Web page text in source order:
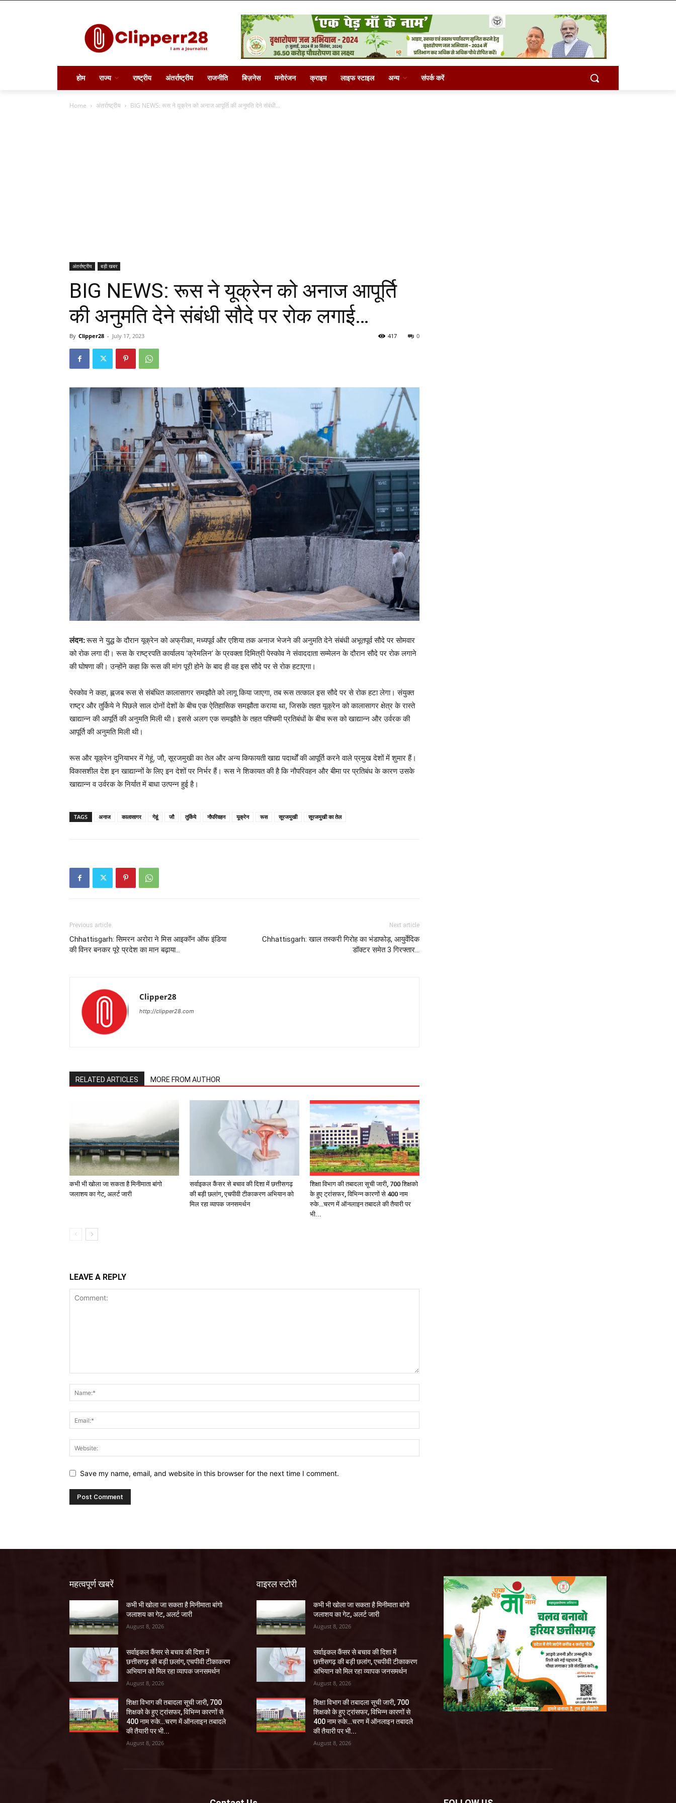
होम राज्य राष्ट्रीय अंतर्राष्ट्रीय राजनीति बिज़नेस मनोरंजन क्राइम लाइफ स्टाइल अन्य संपर्क करें
Home अंतर्राष्ट्रीय BIG NEWS: रूस ने यूक्रेन को अनाज आपूर्ति की अनुमति देने संबंधी...
अंतर्राष्ट्रीय बड़ी खबर
BIG NEWS: रूस ने यूक्रेन को अनाज आपूर्ति
की अनुमति देने संबंधी सौदे पर रोक लगाई…
By Clipper28 - July 17, 2023 0
417
लंदन:रूस ने युद्ध के दौरान यूक्रेन को अफ्रीका, मध्यपूर्व और एशिया तक अनाज भेजने की अनुमति देने संबंधी अभूतपूर्व सौदे पर सोमवार
को रोक लगा दी। रूस के राष्ट्रपति कार्यालय ‘क्रेमलिन’ के प्रवक्ता दिमित्री पेस्कोव ने संवाददाता सम्मेलन के दौरान सौदे पर रोक लगाने
की घोषणा की। उन्होंने कहा कि रूस की मांग पूरी होने के बाद ही वह इस सौदे पर से रोक हटाएगा।
पेस्कोव ने कहा, ह्लजब रूस से संबंधित कालासागर समझौते को लागू किया जाएगा, तब रूस तत्काल इस सौदे पर से रोक हटा लेगा। संयुक्त
राष्ट्र और तुर्किये ने पिछले साल दोनों देशों के बीच एक ऐतिहासिक समझौता कराया था, जिसके तहत यूक्रेन को कालासागर क्षेत्र के रास्ते
खाद्यान्न की आपूर्ति की अनुमति मिली थी। इससे अलग एक समझौते के तहत पश्चिमी प्रतिबंधों के बीच रूस को खाद्यान्न और उर्वरक की
आपूर्ति की अनुमति मिली थी।
रूस और यूक्रेन दुनियाभर में गेहूं, जौ, सूरजमुखी का तेल और अन्य किफायती खाद्य पदार्थों की आपूर्ति करने वाले प्रमुख देशों में शुमार हैं।
विकासशील देश इन खाद्यान्नों के लिए इन देशों पर निर्भर हैं। रूस ने शिकायत की है कि नौपरिवहन और बीमा पर प्रतिबंध के कारण उसके
खाद्यान्न व उर्वरक के निर्यात में बाधा उत्पन्न हुई है।
TAGS अनाज कालासागर गेहूं जौ तुर्किये नौपरिवहन यूक्रेन रूस सूरजमुखी सूरजमुखी का तेल
Previous article
Chhattisgarh: सिमरन अरोरा ने मिस आइकॉन ऑफ इंडिया
की विनर बनकर पूरे प्रदेश का मान बढ़ाया…
Next article
Chhattisgarh: खाल तस्करी गिरोह का भंडाफोड़, आयुर्वेदिक
डॉक्टर समेत 3 गिरफ्तार…
Clipper28
http://clipper28.com
RELATED ARTICLES MORE FROM AUTHOR
कभी भी खोला जा सकता है मिनीमाता बांगो
जलाशय का गेट, अलर्ट जारी
सर्वाइकल कैंसर से बचाव की दिशा में छत्तीसगढ़
की बड़ी छलांग, एचपीवी टीकाकरण अभियान को
मिल रहा व्यापक जनसमर्थन
शिक्षा विभाग की तबादला सूची जारी, 700 शिक्षको
के हुए ट्रांसफर, विभिन्न कारणों से 400 नाम
रुके…चरण में ऑनलाइन तबादले की तैयारी पर
भी...
LEAVE A REPLY
Save my name, email, and website in this browser for the next time I comment.
महत्वपूर्ण खबरें
कभी भी खोला जा सकता है मिनीमाता बांगो
जलाशय का गेट, अलर्ट जारी
August 8, 2026
सर्वाइकल कैंसर से बचाव की दिशा में
छत्तीसगढ़ की बड़ी छलांग, एचपीवी टीकाकरण
अभियान को मिल रहा व्यापक जनसमर्थन
August 8, 2026
शिक्षा विभाग की तबादला सूची जारी, 700
शिक्षको के हुए ट्रांसफर, विभिन्न कारणों से
400 नाम रुके…चरण में ऑनलाइन तबादले
की तैयारी पर भी...
August 8, 2026
वाइरल स्टोरी
कभी भी खोला जा सकता है मिनीमाता बांगो
जलाशय का गेट, अलर्ट जारी
August 8, 2026
सर्वाइकल कैंसर से बचाव की दिशा में
छत्तीसगढ़ की बड़ी छलांग, एचपीवी टीकाकरण
अभियान को मिल रहा व्यापक जनसमर्थन
August 8, 2026
शिक्षा विभाग की तबादला सूची जारी, 700
शिक्षको के हुए ट्रांसफर, विभिन्न कारणों से
400 नाम रुके…चरण में ऑनलाइन तबादले
की तैयारी पर भी...
August 8, 2026